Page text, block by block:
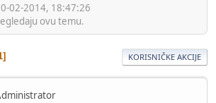
02-2014, 18:47:26
ovu temu.
KORISNIČKE AKCIJE